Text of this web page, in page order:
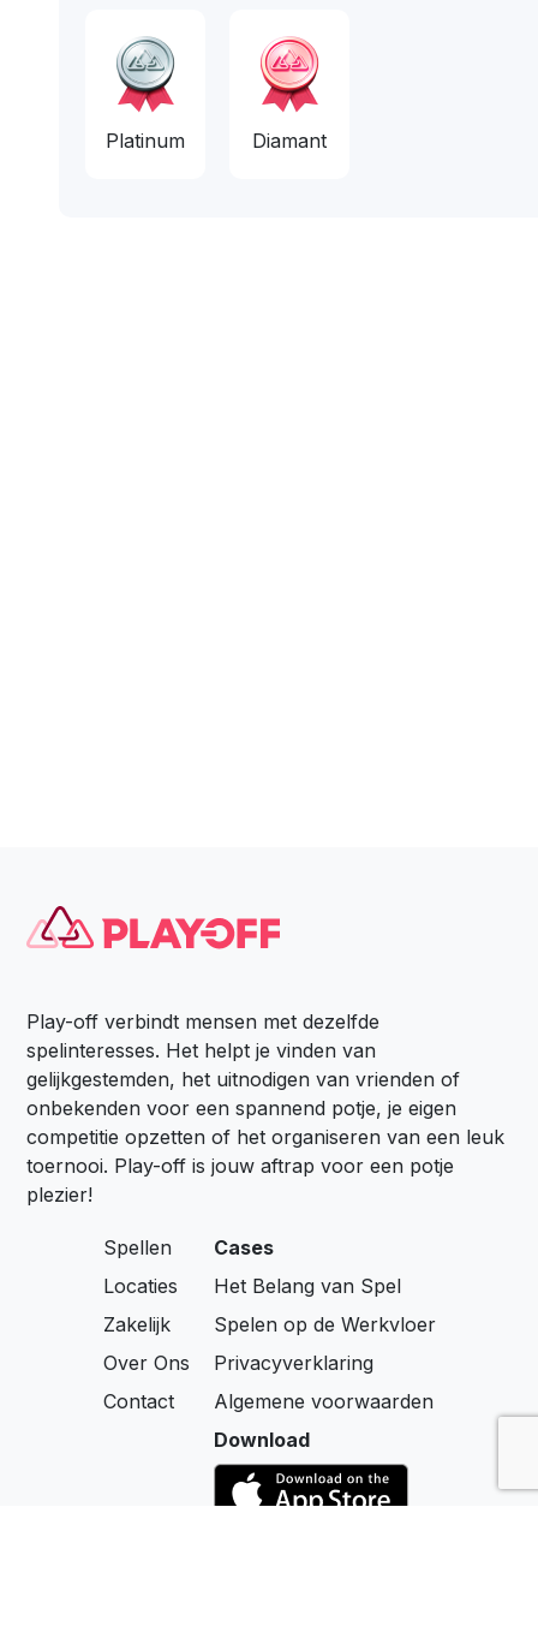
Platinum Diamant
Play-off verbindt mensen met dezelfde
spelinteresses. Het helpt je vinden van
gelijkgestemden, het uitnodigen van vrienden of
onbekenden voor een spannend potje, je eigen
competitie opzetten of het organiseren van een leuk
toernooi. Play-off is jouw aftrap voor een potje
plezier!
Spellen
Locaties
Zakelijk
Over Ons
Contact
Cases
Het Belang van Spel
Spelen op de Werkvloer
Privacyverklaring
Algemene voorwaarden
Download